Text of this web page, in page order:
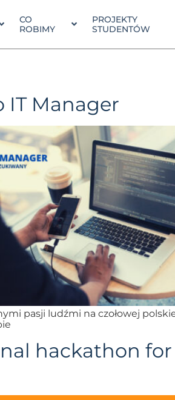
CO
ROBIMY
PROJEKTY
STUDENTÓW
IT Manager
pasji ludźmi na czołowej
hackathon